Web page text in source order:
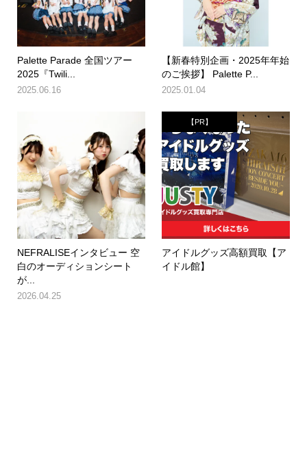
Palette Parade 全国ツアー
2025『Twili...
2025.06.16
【新春特別企画・2025年年始
のご挨拶】 Palette P...
2025.01.04
NEFRALISEインタビュー 空
白のオーディションシート
が...
2026.04.25
【PR】
アイドルグッズ高額買取【ア
イドル館】